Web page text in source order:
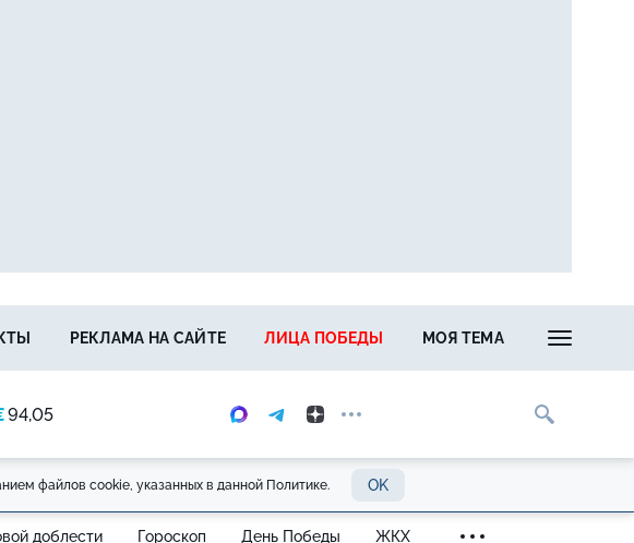
94,05
РЕКЛАМА НА САЙТЕ ЛИЦА ПОБЕДЫ МОЯ ТЕМА
файлов cookie, указанных в данной Политике. OK
доблести Гороскоп День Победы ЖКХ